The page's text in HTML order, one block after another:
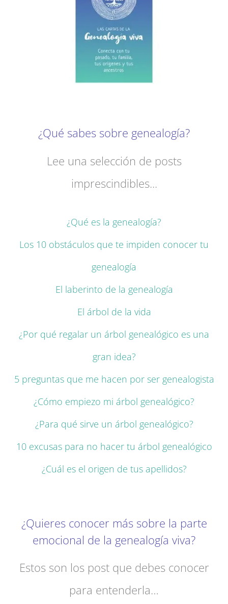
¿Qué sabes sobre genealogía?
Lee una selección de posts
imprescindibles...
¿Qué es la genealogía?
Los 10 obstáculos que te impiden conocer tu
genealogía
El laberinto de la genealogía
El árbol de la vida
¿Por qué regalar un árbol genealógico es una
gran idea?
5 preguntas que me hacen por ser genealogista
¿Cómo empiezo mi árbol genealógico?
¿Para qué sirve un árbol genealógico?
10 excusas para no hacer tu árbol genealógico
¿Cuál es el origen de tus apellidos?
¿Quieres conocer más sobre la parte
emocional de la genealogía viva?
Estos son los post que debes conocer
para entenderla…